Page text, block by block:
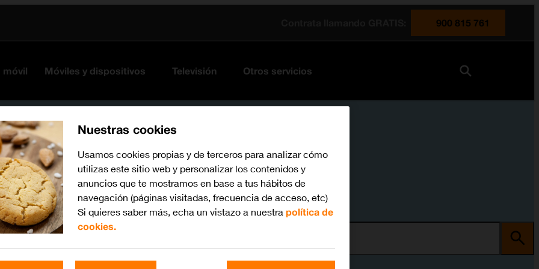
900 815 761
móvil Móviles y dispositivos Televisión Otros servicios
Nuestras cookies
Usamos cookies propias y de terceros para analizar cómo
utilizas este sitio web y personalizar los contenidos y
anuncios que te mostramos en base a tus hábitos de
navegación (páginas visitadas, frecuencia de acceso, etc)
Si quieres saber más, echa un vistazo a nuestra política de
cookies.